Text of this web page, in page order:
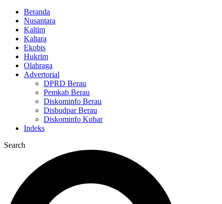
Beranda
Nusantara
Kaltim
Kaltara
Ekobis
Hukrim
Olahraga
Advertorial
DPRD Berau
Pemkab Berau
Diskominfo Berau
Disbudpar Berau
Diskominfo Kubar
Indeks
Search